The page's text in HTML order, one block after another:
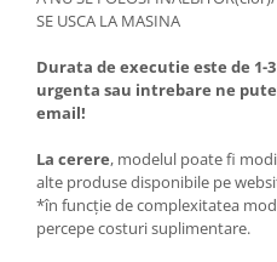
SE USCA LA MASINA
Durata de executie este de 1-
urgenta sau intrebare ne
email!
La cerere, modelul poate fi
alte produse disponibile pe
*în funcție de complexitatea
percepe costuri suplimentare.